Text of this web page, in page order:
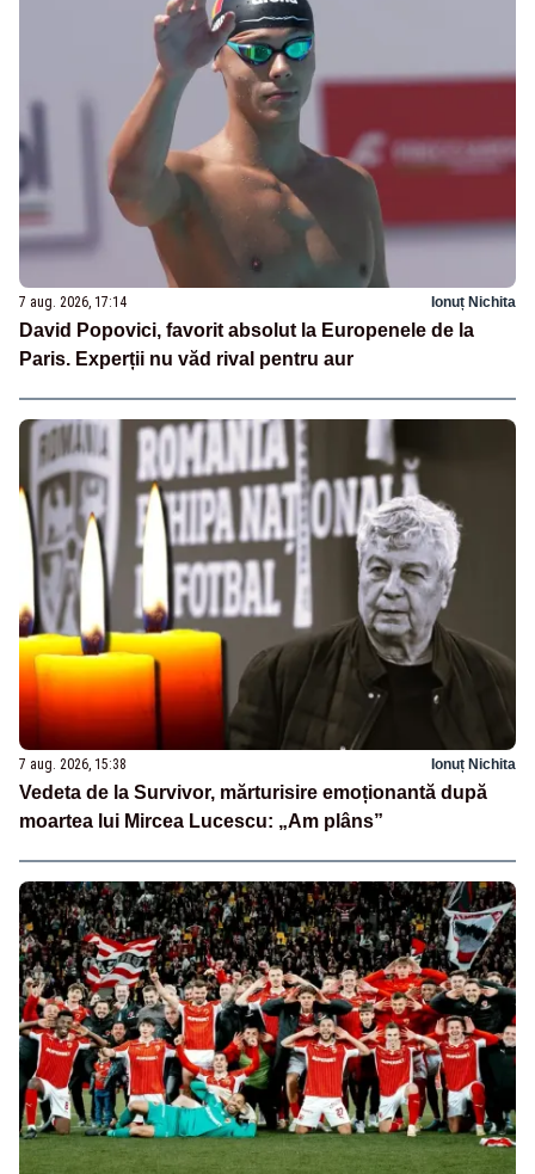
7 aug. 2026, 17:14 Ionuț Nichita
David Popovici, favorit absolut la Europenele de la
Paris. Experții nu văd rival pentru aur
7 aug. 2026, 15:38 Ionuț Nichita
Vedeta de la Survivor, mărturisire emoționantă după
moartea lui Mircea Lucescu: „Am plâns”